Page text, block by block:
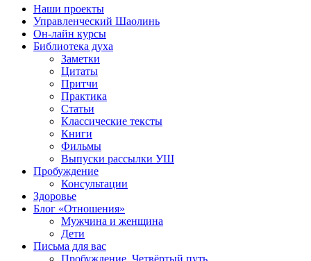
Наши проекты
Управленческий Шаолинь
Он-лайн курсы
Библиотека духа
Заметки
Цитаты
Притчи
Практика
Статьи
Классические тексты
Книги
Фильмы
Выпуски рассылки УШ
Пробуждение
Консультации
Здоровье
Блог «Отношения»
Мужчина и женщина
Дети
Письма для вас
Пробуждение. Четвёртый путь